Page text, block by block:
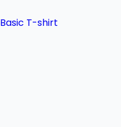
Basic T-shirt